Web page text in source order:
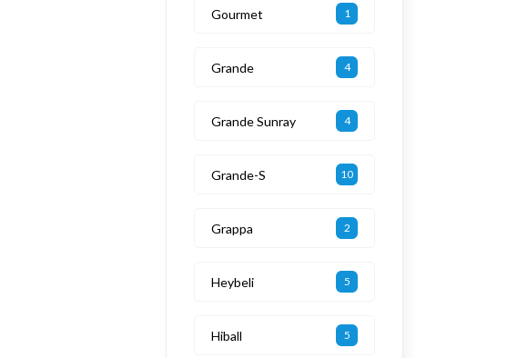
Gourmet 1
Grande 4
Grande Sunray 4
Grande-S 10
Grappa 2
Heybeli 5
Hiball 5